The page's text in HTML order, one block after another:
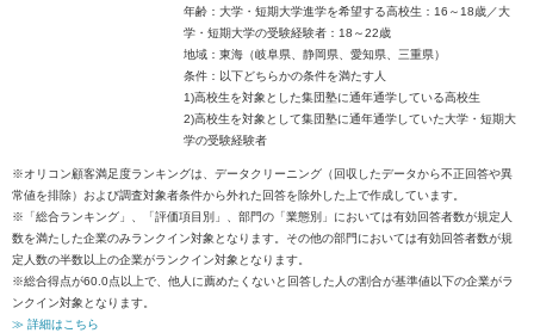
年齢：大学・短期大学進学を希望する高校生：16～18歳／大
学・短期大学の受験経験者：18～22歳
地域：東海（岐阜県、静岡県、愛知県、三重県）
条件：以下どちらかの条件を満たす人
1)高校生を対象とした集団塾に通年通学している高校生
2)高校生を対象として集団塾に通年通学していた大学・短期大
学の受験経験者
※オリコン顧客満足度ランキングは、データクリーニング（回収したデータから不正回答や異
常値を排除）および調査対象者条件から外れた回答を除外した上で作成しています。
※「総合ランキング」、「評価項目別」、部門の「業態別」においては有効回答者数が規定人
数を満たした企業のみランクイン対象となります。その他の部門においては有効回答者数が規
定人数の半数以上の企業がランクイン対象となります。
※総合得点が60.0点以上で、他人に薦めたくないと回答した人の割合が基準値以下の企業がラ
ンクイン対象となります。
≫ 詳細はこちら